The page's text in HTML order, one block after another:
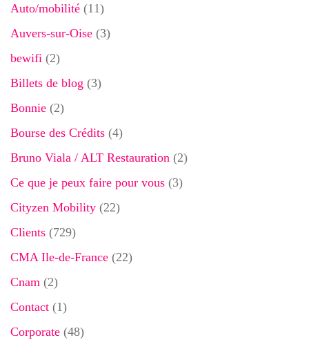
Auto/mobilité (11)
Auvers-sur-Oise (3)
bewifi (2)
Billets de blog (3)
Bonnie (2)
Bourse des Crédits (4)
Bruno Viala / ALT Restauration (2)
Ce que je peux faire pour vous (3)
Cityzen Mobility (22)
Clients (729)
CMA Ile-de-France (22)
Cnam (2)
Contact (1)
Corporate (48)